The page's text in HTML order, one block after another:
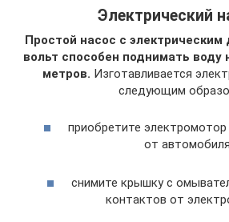
Электрический
Простой насос с электрическим
вольт способен поднимать воду
метров. Изготавливается
следующим
приобретите
от
снимите крышку с
контактов от